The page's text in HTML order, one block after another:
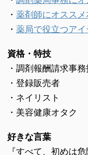
・ 薬剤師にオススメ
・ 薬局で役立つアイ
資格・特技
・調剤報酬請求事
・登録販売者
・ネイリスト
・美容健康オタク
好きな言葉
『すべて、初めは